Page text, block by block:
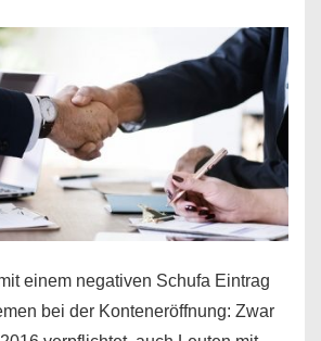
einem negativen Schufa Eintrag
bei der Konteneröffnung: Zwar